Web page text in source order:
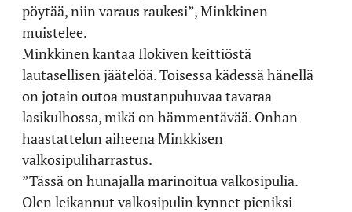
pöytää, niin varaus raukesi”, Minkkinen
muistelee.
Minkkinen kantaa Ilokiven keittiöstä
lautasellisen jäätelöä. Toisessa kädessä hänellä
on jotain outoa mustanpuhuvaa tavaraa
lasikulhossa, mikä on hämmentävää. Onhan
haastattelun aiheena Minkkisen
valkosipuliharrastus.
”Tässä on hunajalla marinoitua valkosipulia.
Olen leikannut valkosipulin kynnet pieniksi